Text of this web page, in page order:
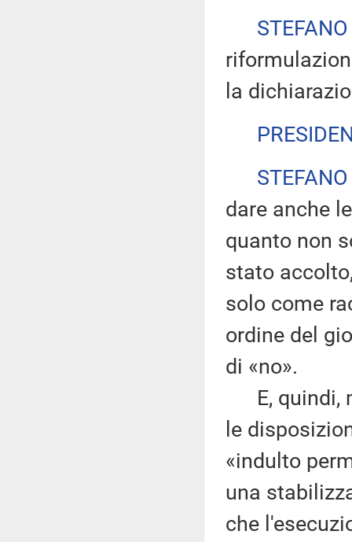
la
dare anche
quanto non
stato
solo come
ordine del
di «no».
E, quindi,
le
«indulto
una
che